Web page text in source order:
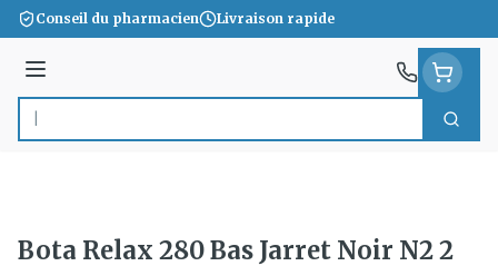
Aller au contenu
Conseil du pharmacien Livraison rapide
Menu
Rechercher
Bota Relax 280 Bas Jarret Noir N2 2